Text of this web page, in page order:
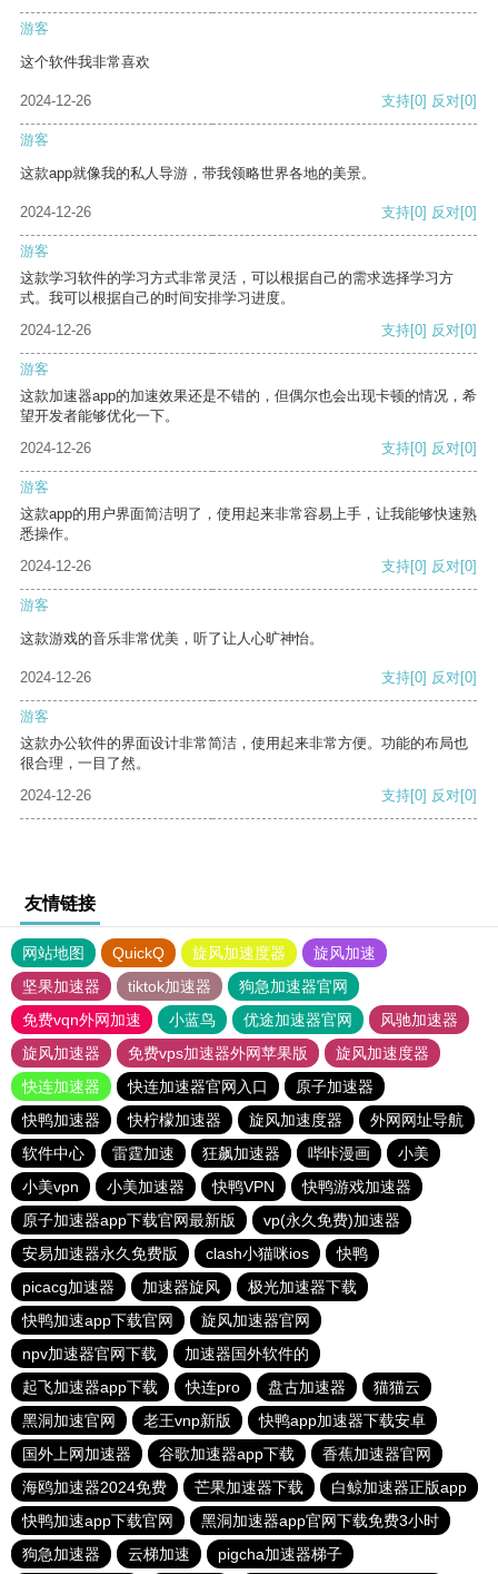
游客
这个软件我非常喜欢
2024-12-26 支持[0] 反对[0]
游客
这款app就像我的私人导游，带我领略世界各地的美景。
2024-12-26 支持[0] 反对[0]
游客
这款学习软件的学习方式非常灵活，可以根据自己的需求选择学习方
式。我可以根据自己的时间安排学习进度。
2024-12-26
支持[0] 反对[0]
游客
这款加速器app的加速效果还是不错的，但偶尔也会出现卡顿的情况，希
望开发者能够优化一下。
2024-12-26
支持[0] 反对[0]
游客
这款app的用户界面简洁明了，使用起来非常容易上手，让我能够快速熟
悉操作。
2024-12-26
支持[0] 反对[0]
游客
这款游戏的音乐非常优美，听了让人心旷神怡。
2024-12-26 支持[0] 反对[0]
游客
这款办公软件的界面设计非常简洁，使用起来非常方便。功能的布局也
很合理，一目了然。
2024-12-26
支持[0] 反对[0]
友情链接
网站地图 QuickQ 旋风加速度器
旋风加速
坚果加速器
tiktok加速器
狗急加速器官网
免费vqn外网加速
小蓝鸟 优途加速器官网
风驰加速器
旋风加速器
免费vps加速器外网苹果版
旋风加速度器
快连加速器
快连加速器官网入口
原子加速器
快鸭加速器
快柠檬加速器 旋风加速度器
外网网址导航
软件中心
雷霆加速 狂飙加速器 哔咔漫画
小美
小美vpn
小美加速器 快鸭VPN
快鸭游戏加速器
原子加速器app下载官网最新版
vp(永久免费)加速器
安易加速器永久免费版
clash小猫咪ios
快鸭
picacg加速器
加速器旋风
极光加速器下载
快鸭加速app下载官网
旋风加速器官网
npv加速器官网下载
加速器国外软件的
起飞加速器app下载
快连pro 盘古加速器
猫猫云
黑洞加速官网
老王vnp新版
快鸭app加速器下载安卓
国外上网加速器
谷歌加速器app下载
香蕉加速器官网
海鸥加速器2024免费
芒果加速器下载
白鲸加速器正版app
快鸭加速app下载官网
黑洞加速器app官网下载免费3小时
狗急加速器
云梯加速 pigcha加速器梯子